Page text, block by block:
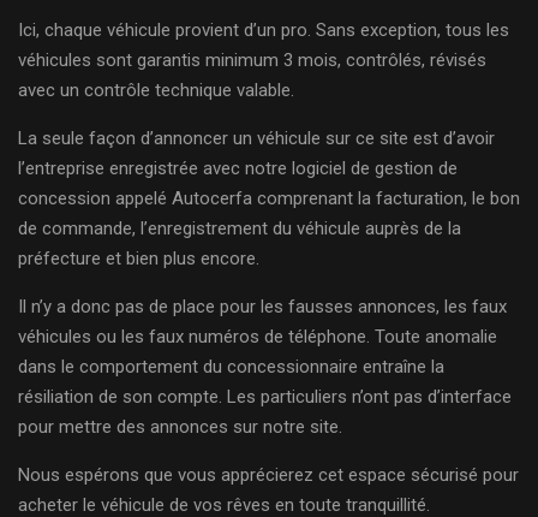
Ici, chaque véhicule provient d’un pro. Sans exception, tous les
véhicules sont garantis minimum 3 mois, contrôlés, révisés
avec un contrôle technique valable.
La seule façon d’annoncer un véhicule sur ce site est d’avoir
l’entreprise enregistrée avec notre logiciel de gestion de
concession appelé Autocerfa comprenant la facturation, le bon
de commande, l’enregistrement du véhicule auprès de la
préfecture et bien plus encore.
Il n’y a donc pas de place pour les fausses annonces, les faux
véhicules ou les faux numéros de téléphone. Toute anomalie
dans le comportement du concessionnaire entraîne la
résiliation de son compte. Les particuliers n’ont pas d’interface
pour mettre des annonces sur notre site.
Nous espérons que vous apprécierez cet espace sécurisé pour
acheter le véhicule de vos rêves en toute tranquillité.